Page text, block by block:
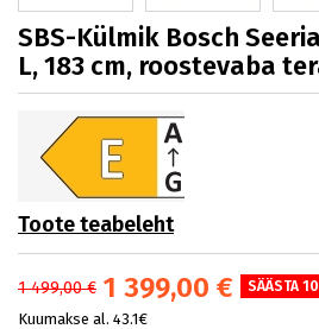
SBS-Külmik Bosch
L, 183 cm, roostevaba
Toote teabeleht
1 499,00 € 1 399,00 € SÄÄSTA
Kuumakse al. 43.1€